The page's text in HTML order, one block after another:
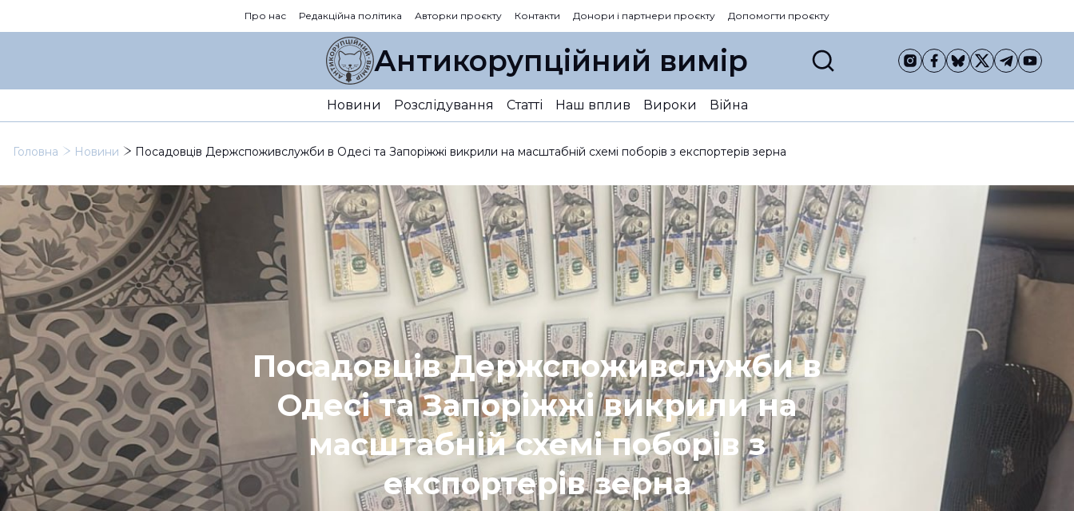
Про нас Редакційна політика Авторки проєкту Контакти Донори і партнери проєкту Допомогти проєкту
Антикорупційний вимір
Новини Розслідування Статті Наш вплив Вироки Війна
Головна Новини Посадовців Держспоживслужби в Одесі та Запоріжжі викрили на масштабній схемі поборів з експортерів зерна
Посадовців Держспоживслужби в
Одесі та Запоріжжі викрили на
масштабній схемі поборів з
експортерів зерна